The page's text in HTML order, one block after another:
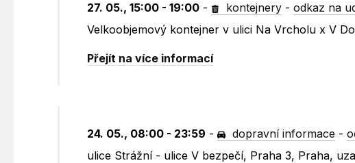
27. 05., 15:00 - 19:00 - kontejnery -odkaz na
Velkoobjemový kontejner v ulici Na Vrcholu x V
Přejít na více informací
24. 05., 08:00 - 23:59 - dopravní informace -
ulice Strážní - ulice V bezpečí, Praha 3, Praha,